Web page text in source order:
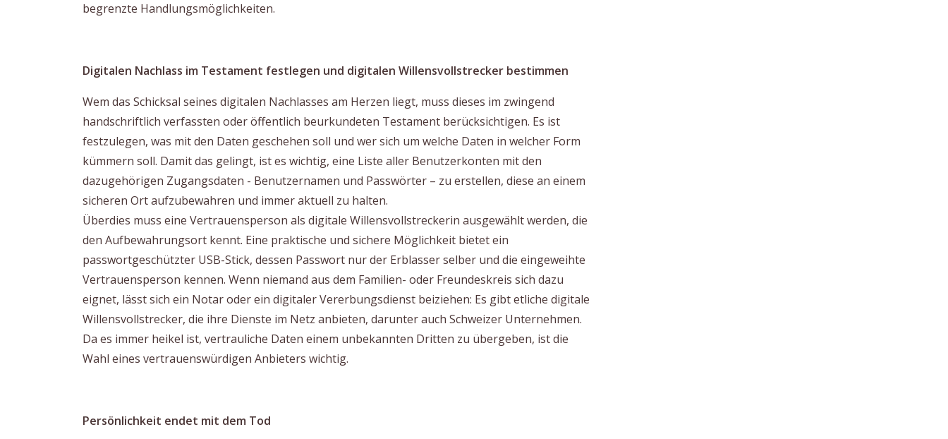
begrenzte Handlungsmöglichkeiten.
Digitalen Nachlass im Testament festlegen und digitalen Willensvollstrecker bestimmen
Wem das Schicksal seines digitalen Nachlasses am Herzen liegt, muss dieses im zwingend
handschriftlich verfassten oder öffentlich beurkundeten Testament berücksichtigen. Es ist
festzulegen, was mit den Daten geschehen soll und wer sich um welche Daten in welcher Form
kümmern soll. Damit das gelingt, ist es wichtig, eine Liste aller Benutzerkonten mit den
dazugehörigen Zugangsdaten - Benutzernamen und Passwörter – zu erstellen, diese an einem
sicheren Ort aufzubewahren und immer aktuell zu halten.
Überdies muss eine Vertrauensperson als digitale Willensvollstreckerin ausgewählt werden, die
den Aufbewahrungsort kennt. Eine praktische und sichere Möglichkeit bietet ein
passwortgeschützter USB-Stick, dessen Passwort nur der Erblasser selber und die eingeweihte
Vertrauensperson kennen. Wenn niemand aus dem Familien- oder Freundeskreis sich dazu
eignet, lässt sich ein Notar oder ein digitaler Vererbungsdienst beiziehen: Es gibt etliche digitale
Willensvollstrecker, die ihre Dienste im Netz anbieten, darunter auch Schweizer Unternehmen.
Da es immer heikel ist, vertrauliche Daten einem unbekannten Dritten zu übergeben, ist die
Wahl eines vertrauenswürdigen Anbieters wichtig.
Persönlichkeit endet mit dem Tod